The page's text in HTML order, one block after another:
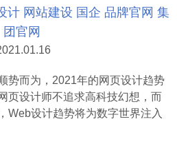
计 网站建设 国企 品牌官网 集
团官网
而为，2021年的网页设计趋势
页设计师不追求高科技幻想，而
Web设计趋势将为数字世界注入